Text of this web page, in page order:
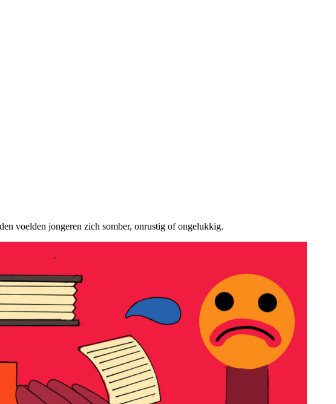
voelden jongeren zich somber, onrustig of ongelukkig.